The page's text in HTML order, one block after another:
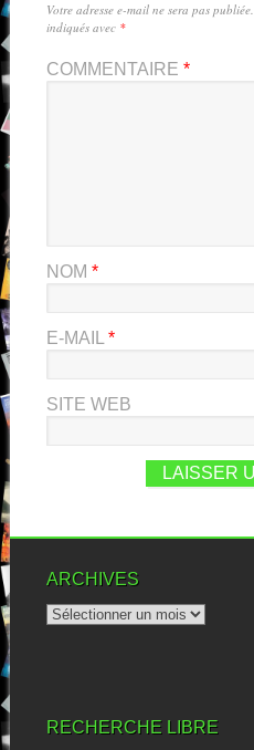
Votre adresse e-mail ne sera pas publiée.
indiqués avec *
COMMENTAIRE *
NOM *
E-MAIL *
SITE WEB
ARCHIVES
RECHERCHE LIBRE